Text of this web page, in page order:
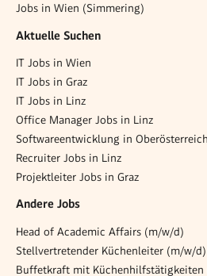
Jobs in Wien (Simmering)
Aktuelle Suchen
IT Jobs in Wien
IT Jobs in Graz
IT Jobs in Linz
Office Manager Jobs in Linz
Softwareentwicklung in Oberösterreich
Recruiter Jobs in Linz
Projektleiter Jobs in Graz
Andere Jobs
Head of Academic Affairs (m/w/d)
Stellvertretender Küchenleiter (m/w/